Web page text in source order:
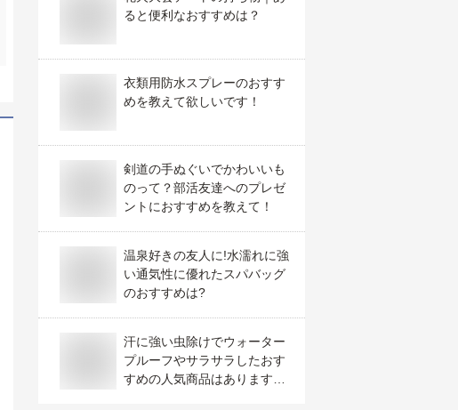
ると便利なおすすめは？
衣類用防水スプレーのおすす
めを教えて欲しいです！
剣道の手ぬぐいでかわいいも
のって？部活友達へのプレゼ
ントにおすすめを教えて！
温泉好きの友人に!水濡れに強
い通気性に優れたスパバッグ
のおすすめは?
汗に強い虫除けでウォーター
プルーフやサラサラしたおす
すめの人気商品はあります